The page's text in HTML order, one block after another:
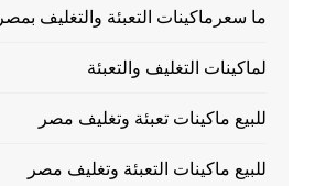
ما سعرماكينات التعبئة والتغليف بمصر
لماكينات التغليف والتعبئة
للبيع ماكينات تعبئة وتغليف مصر
للبيع ماكينات التعبئة وتغليف مصر